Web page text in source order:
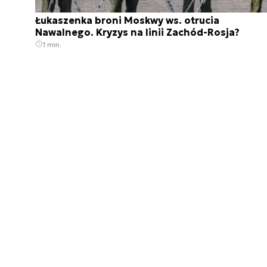
Łukaszenka broni Moskwy ws. otrucia
Nawalnego. Kryzys na linii Zachód-Rosja?
1 min.